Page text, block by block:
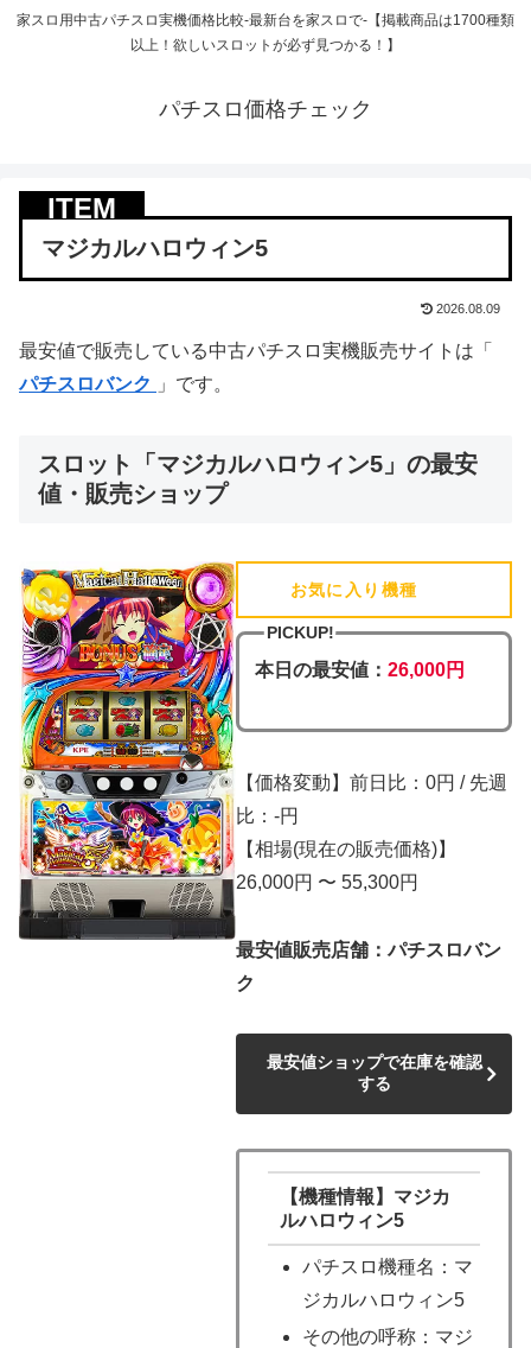
家スロ用中古パチスロ実機価格比較-最新台を家スロで-【掲載商品は1700種類
以上！欲しいスロットが必ず見つかる！】
パチスロ価格チェック
マジカルハロウィン5
2026.08.09
最安値で販売している中古パチスロ実機販売サイトは「
パチスロバンク
」です。
スロット「マジカルハロウィン5」の最安
値・販売ショップ
お気に入り機種
PICKUP!
本日の最安値： 26,000円
【価格変動】前日比：0円 / 先週
比：-円
【相場(現在の販売価格)】
26,000円 〜 55,300円
最安値販売店舗：パチスロバン
ク
最安値ショップで在庫を確認
する
【機種情報】マジカ
ルハロウィン5
パチスロ機種名：マ
ジカルハロウィン5
その他の呼称：マジ